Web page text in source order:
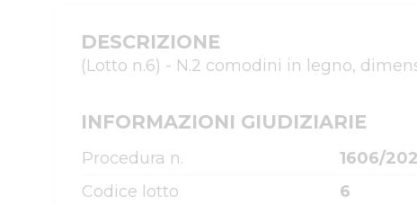
DESCRIZIONE
(Lotto n.6) - N.2 comodini in legno,
INFORMAZIONI GIUDIZIARIE
Procedura n.
1606/
Codice lotto
6